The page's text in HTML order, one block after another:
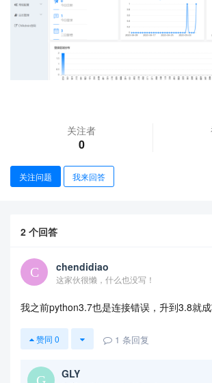
关注者
0
关注问题 我来回答
2 个回答
chendidiao
这家伙很懒，什么也没写！
我之前python3.7也是连接错误，升到3.8就成
赞同 0 1 条回复
GLY